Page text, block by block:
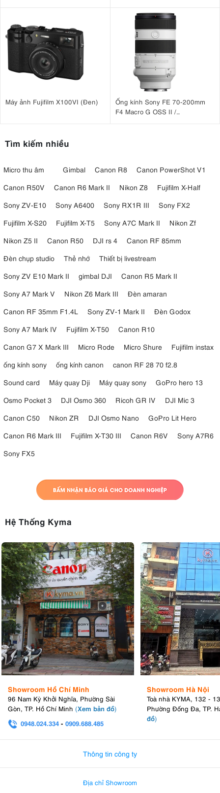
Máy ảnh Fujifilm X100VI (Đen)
Ống kính Sony FE 70-200mm
F4 Macro G OSS II /
Tìm kiếm nhiều
Micro thu âm Gimbal Canon R8
Canon PowerShot V1
Canon R50V
Canon R6 Mark II Nikon Z8
Fujifilm X-Half
Sony ZV-E10
Sony A6400 Sony RX1R III
Sony FX2
Fujifilm X-S20
Fujifilm X-T5 Sony A7C Mark II
Nikon Zf
Nikon Z5 II
Canon R50 DJI rs 4
Canon RF 85mm
Đèn chụp studio
Thẻ nhớ
Thiết bị livestream
Sony ZV E10 Mark II
gimbal DJI
Canon R5 Mark II
Sony A7 Mark V
Nikon Z6 Mark III
Đèn amaran
Canon RF 35mm F1.4L
Sony ZV-1 Mark II
Đèn Godox
Sony A7 Mark IV
Fujifilm X-T50
Canon R10
Canon G7 X Mark III
Micro Rode Micro Shure
Fujifilm instax
ống kính sony
ống kính canon
canon RF 28 70 f2.8
Sound card
Máy quay Dji Máy quay sony
GoPro hero 13
Osmo Pocket 3
DJI Osmo 360 Ricoh GR IV
DJI Mic 3
Canon C50
Nikon ZR DJI Osmo Nano
GoPro Lit Hero
Canon R6 Mark III
Fujifilm X-T30 III Canon R6V
Sony A7R6
Sony FX5
Hệ Thống Kyma
Showroom Hồ Chí Minh
96 Nam Kỳ Khởi Nghĩa, Phường Sài
Gòn, TP. Hồ Chí Minh (Xem bản đồ)
0948.024.334 - 0909.688.485
Showroom Hà Nội
Toà nhà KYMA, 132 -
Phường Đống Đa, TP.
đồ)
Thông tin công ty
Địa chỉ Showroom